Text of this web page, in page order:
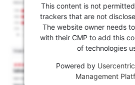
This content is not
trackers that are not
The website owner needs
with their CMP to add this
of technologies
Powered by
Management